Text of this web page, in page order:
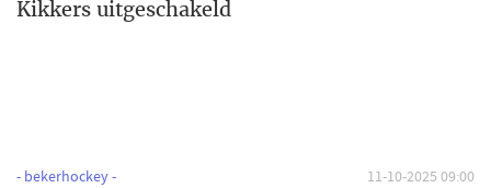
Kikkers uitgeschakeld
- bekerhockey - 11-10-2025 09:00